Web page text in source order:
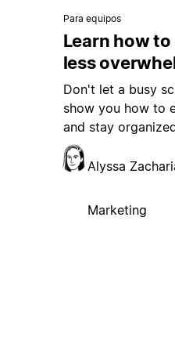
Para equipos
Learn how
less
Don't let a busy
show you how to
and stay
Alyssa
Marketing